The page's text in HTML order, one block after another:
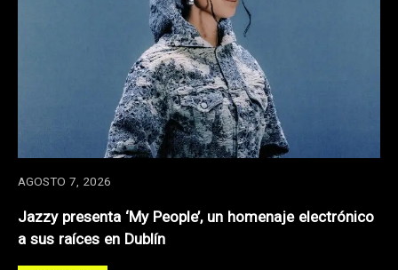
AGOSTO 7, 2026
Jazzy presenta ‘My People’, un homenaje electrónico
a sus raíces en Dublín